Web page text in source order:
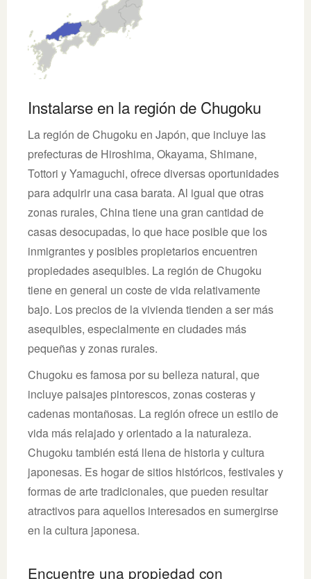
Instalarse en la región de Chugoku
La región de Chugoku en Japón, que incluye las
prefecturas de Hiroshima, Okayama, Shimane,
Tottori y Yamaguchi, ofrece diversas oportunidades
para adquirir una casa barata. Al igual que otras
zonas rurales, China tiene una gran cantidad de
casas desocupadas, lo que hace posible que los
inmigrantes y posibles propietarios encuentren
propiedades asequibles. La región de Chugoku
tiene en general un coste de vida relativamente
bajo. Los precios de la vivienda tienden a ser más
asequibles, especialmente en ciudades más
pequeñas y zonas rurales.
Chugoku es famosa por su belleza natural, que
incluye paisajes pintorescos, zonas costeras y
cadenas montañosas. La región ofrece un estilo de
vida más relajado y orientado a la naturaleza.
Chugoku también está llena de historia y cultura
japonesas. Es hogar de sitios históricos, festivales y
formas de arte tradicionales, que pueden resultar
atractivos para aquellos interesados en sumergirse
en la cultura japonesa.
Encuentre una propiedad con